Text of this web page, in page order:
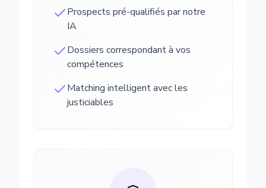
Prospects pré-qualifiés par notre
IA
Dossiers correspondant à vos
compétences
Matching intelligent avec les
justiciables